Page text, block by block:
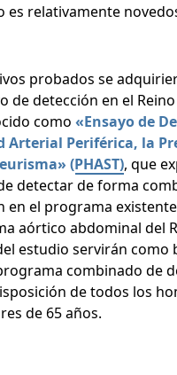
es relativamente
probados se
de detección en el
como «Ensayo de
Arterial Periférica, la
(PHAST), que
detectar de forma
en el programa
aórtico abdominal del
estudio servirán como
combinado de
de todos los
de 65 años.